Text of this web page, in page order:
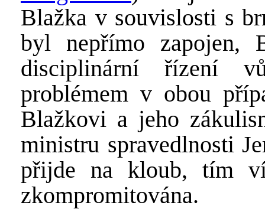
Blažka v souvislosti s
byl nepřímo zapojen,
disciplinární řízení
problémem v obou
Blažkovi a jeho
ministru spravedlnosti
přijde na kloub, tím
zkompromitována.